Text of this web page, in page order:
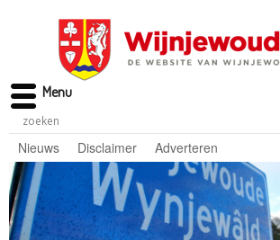
Nieuws Disclaimer Adverteren
Menu